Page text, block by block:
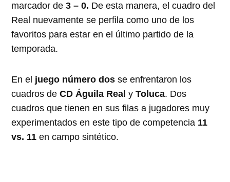
marcador de3 – 0. De esta manera, el cuadro del
Real nuevamente se perfila como uno de los
favoritos para estar en el último partido de la
temporada.
En el juego número dos se enfrentaron los
cuadros deCD Águila Real yToluca. Dos
cuadros que tienen en sus filas a jugadores muy
experimentados en este tipo de competencia 11
vs. 11en campo sintético.